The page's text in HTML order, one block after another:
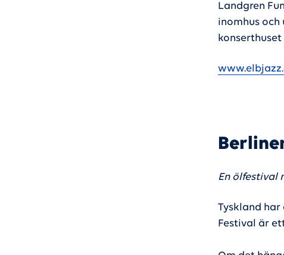
Landgren
inomhus
En ölfestival
Tyskland
Festival är